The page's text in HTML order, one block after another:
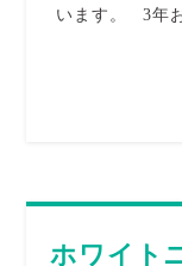
います。 3年
ホワイト